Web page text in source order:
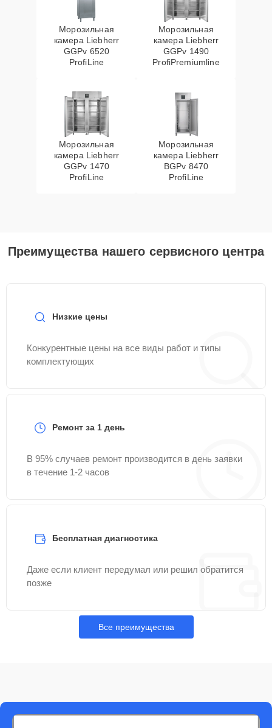
Морозильная
камера Liebherr
GGPv 6520
ProfiLine
Морозильная
камера Liebherr
GGPv 1490
ProfiPremiumline
Морозильная
камера Liebherr
GGPv 1470
ProfiLine
Морозильная
камера Liebherr
BGPv 8470
ProfiLine
Преимущества нашего сервисного центра
Низкие цены
Конкурентные цены на все виды работ и типы
комплектующих
Ремонт за 1 день
В 95% случаев ремонт производится в день заявки
в течение 1-2 часов
Бесплатная диагностика
Даже если клиент передумал или решил обратится
позже
Все преимущества